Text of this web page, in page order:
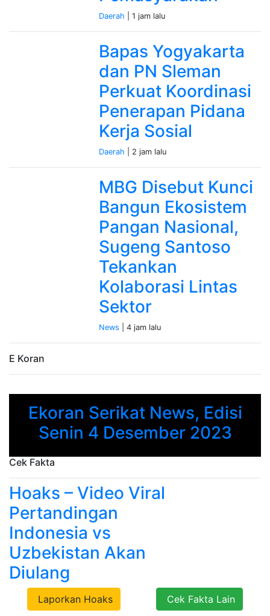
Daerah | 1 jam lalu
Bapas Yogyakarta
dan PN Sleman
Perkuat Koordinasi
Penerapan Pidana
Kerja Sosial
Daerah | 2 jam lalu
MBG Disebut Kunci
Bangun Ekosistem
Pangan Nasional,
Sugeng Santoso
Tekankan
Kolaborasi Lintas
Sektor
News | 4 jam lalu
E Koran
Ekoran Serikat News, Edisi
Senin 4 Desember 2023
Previous
Cek Fakta
Hoaks – Video Viral
Pertandingan
Indonesia vs
Uzbekistan Akan
Diulang
Laporkan Hoaks Cek Fakta Lain